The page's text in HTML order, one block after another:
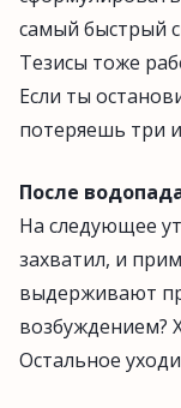
самый быстрый
Тезисы тоже
Если ты
потеряешь три
После
На следующее
захватил, и
выдерживают
возбуждением?
Остальное